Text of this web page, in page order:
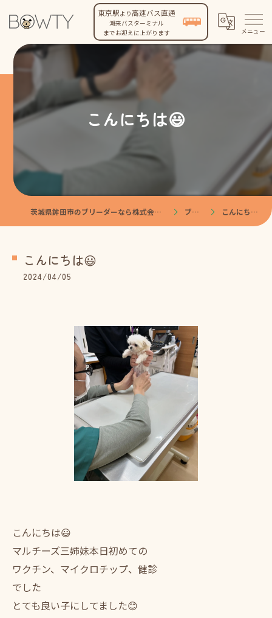
東京駅より高速バス直通
潮来バスターミナル
までお迎えに上がります
こんにちは😃
茨城県鉾田市のブリーダーなら株式会社BOWTY ブログ こんにちは😃
こんにちは😃
2024/04/05
こんにちは😃
マルチーズ三姉妹本日初めての
ワクチン、マイクロチップ、健診
でした
とても良い子にしてました😊